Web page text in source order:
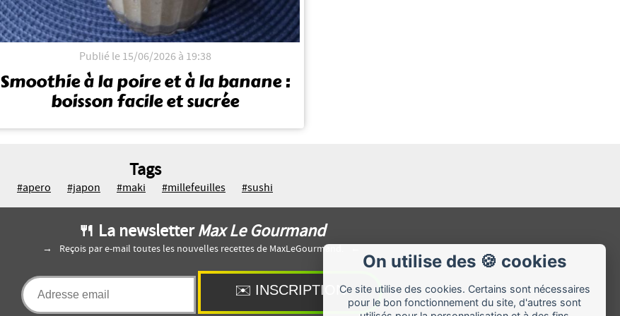
Publié le 15/06/2026 à 19:38
Smoothie à la poire et à la banane :
boisson facile et sucrée
Tags
#apero #japon #maki #millefeuilles #sushi
On utilise des 🍪 cookies
Ce site utilise des cookies. Certains sont nécessaires
pour le bon fonctionnement du site, d'autres sont
🍴 La newsletter Max Le Gourmand
Reçois par e-mail toutes les nouvelles recettes de MaxLeGourmand.